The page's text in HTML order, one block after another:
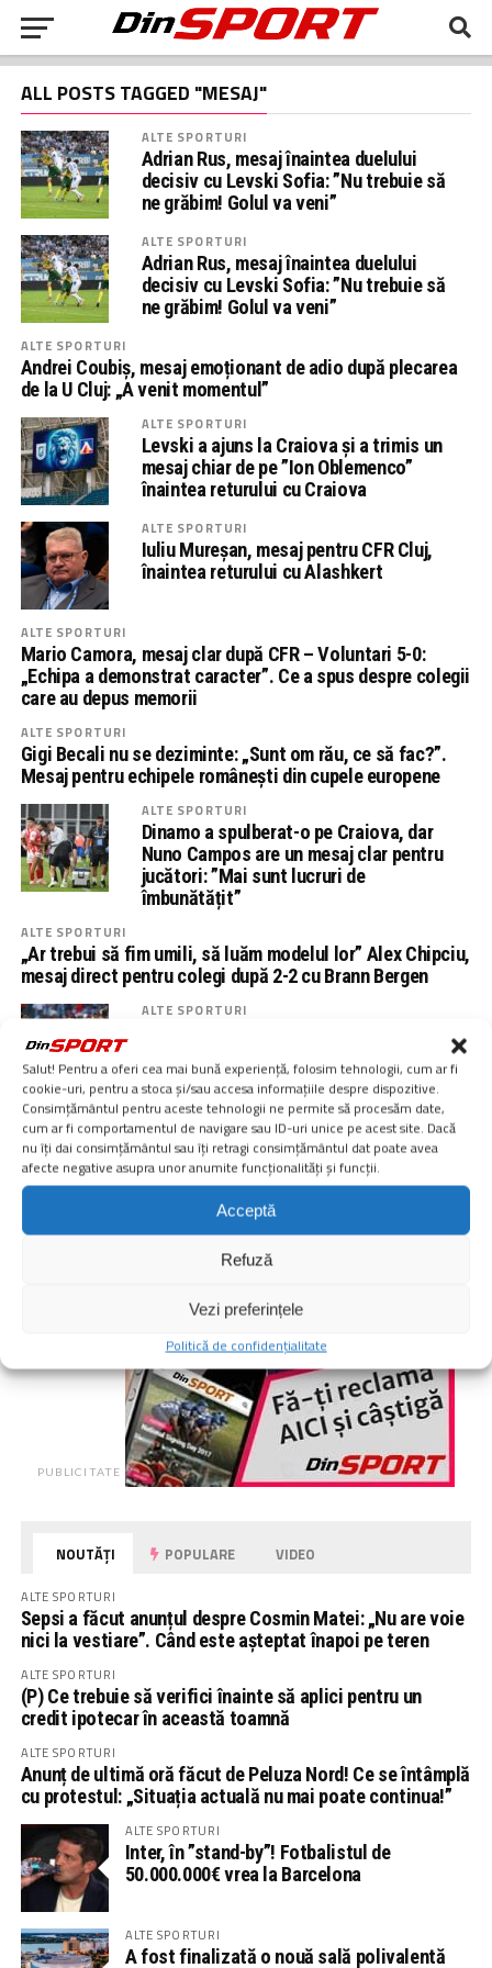
Salut! Pentru a oferi cea mai bună experiență, folosim tehnologii, cum ar fi
cookie-uri, pentru a stoca și/sau accesa informațiile despre dispozitive.
Consimțământul pentru aceste tehnologii ne permite să procesăm date,
cum ar fi comportamentul de navigare sau ID-uri unice pe acest site. Dacă
nu îți dai consimțământul sau îți retragi consimțământul dat poate avea
afecte negative asupra unor anumite funcționalități și funcții.
Acceptă
Refuză
Vezi preferințele
Politică de confidențialitate
ALL POSTS TAGGED "MESAJ"
ALTE SPORTURI
Adrian Rus, mesaj înaintea duelului
decisiv cu Levski Sofia: ”Nu trebuie să
ne grăbim! Golul va veni”
ALTE SPORTURI
Adrian Rus, mesaj înaintea duelului
decisiv cu Levski Sofia: ”Nu trebuie să
ne grăbim! Golul va veni”
ALTE SPORTURI
Andrei Coubiș, mesaj emoționant de adio după plecarea
de la U Cluj: „A venit momentul”
ALTE SPORTURI
Levski a ajuns la Craiova și a trimis un
mesaj chiar de pe ”Ion Oblemenco”
înaintea returului cu Craiova
ALTE SPORTURI
Iuliu Mureșan, mesaj pentru CFR Cluj,
înaintea returului cu Alashkert
ALTE SPORTURI
Mario Camora, mesaj clar după CFR – Voluntari 5-0:
„Echipa a demonstrat caracter”. Ce a spus despre colegii
care au depus memorii
ALTE SPORTURI
Gigi Becali nu se deziminte: „Sunt om rău, ce să fac?”.
Mesaj pentru echipele românești din cupele europene
ALTE SPORTURI
Dinamo a spulberat-o pe Craiova, dar
Nuno Campos are un mesaj clar pentru
jucători: ”Mai sunt lucruri de
îmbunătățit”
ALTE SPORTURI
„Ar trebui să fim umili, să luăm modelul lor” Alex Chipciu,
mesaj direct pentru colegi după 2-2 cu Brann Bergen
ALTE SPORTURI
Mondiale 2026
MAI MULT
PUBLICITATE
NOUTĂȚI POPULARE VIDEO
ALTE SPORTURI
Sepsi a făcut anunțul despre Cosmin Matei: „Nu are voie
nici la vestiare”. Când este așteptat înapoi pe teren
ALTE SPORTURI
(P) Ce trebuie să verifici înainte să aplici pentru un
credit ipotecar în această toamnă
ALTE SPORTURI
Anunț de ultimă oră făcut de Peluza Nord! Ce se întâmplă
cu protestul: „Situația actuală nu mai poate continua!”
ALTE SPORTURI
Inter, în ”stand-by”! Fotbalistul de
50.000.000€ vrea la Barcelona
ALTE SPORTURI
A fost finalizată o nouă sală polivalentă